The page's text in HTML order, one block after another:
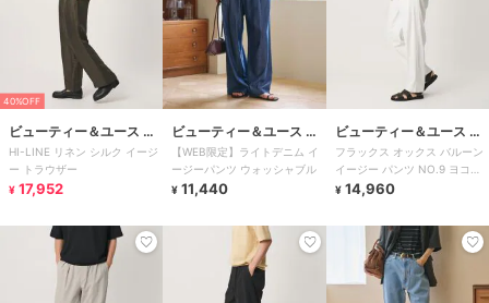
40%OFF
ビューティー＆ユース ユ
ナイテッドアローズ
HI-LINE リネン シルク イージ
ー トラウザー
¥ 17,952
ビューティー＆ユース ユ
ナイテッドアローズ
【WEB限定】ライトデニム イ
ージーパンツ ウォッシャブル
¥ 11,440
ビューティー＆ユース ユ
ナイテッドアローズ
フラックス オックス バルーン
イージー パンツ NO.9 ヨコス
トレッチ 吸水速乾 透け防止
¥ 14,960